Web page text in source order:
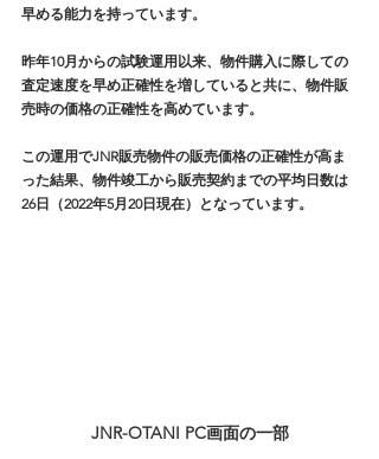
早める能力を持っています。
昨年10月からの試験運用以来、物件購入に際しての
査定速度を早め正確性を増していると共に、物件販
売時の価格の正確性を高めています。
この運用でJNR販売物件の販売価格の正確性が高ま
った結果、物件竣工から販売契約までの平均日数は
26日（2022年5月20日現在）となっています。
JNR-OTANI PC画面の一部